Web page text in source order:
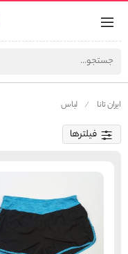
ایران تانا لباس
فیلترها